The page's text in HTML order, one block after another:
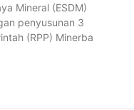
Mineral (ESDM)
penyusunan 3
(RPP) Minerba